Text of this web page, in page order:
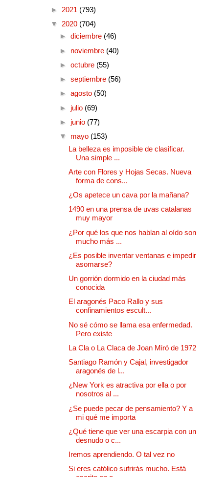
► 2021 (793)
▼ 2020 (704)
► diciembre (46)
► noviembre (40)
► octubre (55)
► septiembre (56)
► agosto (50)
► julio (69)
► junio (77)
▼ mayo (153)
La belleza es imposible de clasificar.
Una simple ...
Arte con Flores y Hojas Secas. Nueva
forma de cons...
¿Os apetece un cava por la mañana?
1490 en una prensa de uvas catalanas
muy mayor
¿Por qué los que nos hablan al oído son
mucho más ...
¿Es posible inventar ventanas e impedir
asomarse?
Un gorrión dormido en la ciudad más
conocida
El aragonés Paco Rallo y sus
confinamientos escult...
No sé cómo se llama esa enfermedad.
Pero existe
La Cla o La Claca de Joan Miró de 1972
Santiago Ramón y Cajal, investigador
aragonés de l...
¿New York es atractiva por ella o por
nosotros al ...
¿Se puede pecar de pensamiento? Y a
mi qué me importa
¿Qué tiene que ver una escarpia con un
desnudo o c...
Iremos aprendiendo. O tal vez no
Si eres católico sufrirás mucho. Está